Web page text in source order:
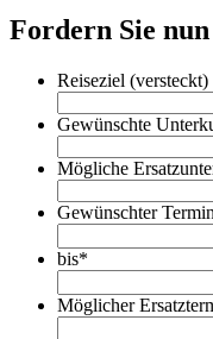
Fordern Sie
Reiseziel (versteckt)
Gewünschte
Mögliche
Gewünschter Termin
bis*
Möglicher